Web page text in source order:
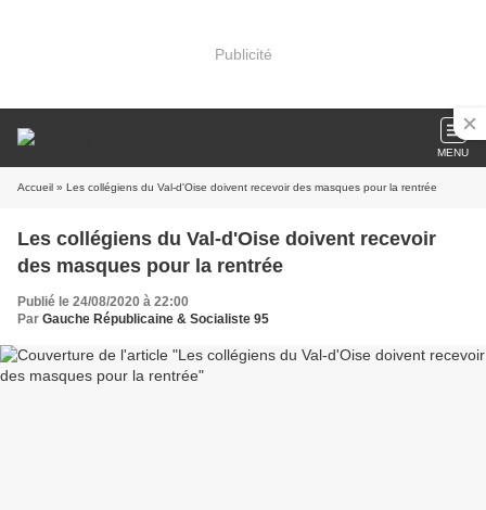
Publicité
MENU
Accueil » Les collégiens du Val-d'Oise doivent recevoir des masques pour la rentrée
Les collégiens du Val-d'Oise doivent recevoir
des masques pour la rentrée
Publié le 24/08/2020 à 22:00
Par Gauche Républicaine & Socialiste 95